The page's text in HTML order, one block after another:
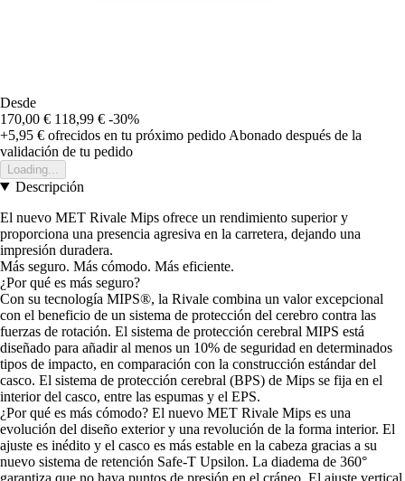
Desde
170,00 € 118,99 € -30%
+5,95 € ofrecidos en tu próximo pedido Abonado después de la
validación de tu pedido
Loading...
Descripción
El nuevo MET Rivale Mips ofrece un rendimiento superior y
proporciona una presencia agresiva en la carretera, dejando una
impresión duradera.
Más seguro. Más cómodo. Más eficiente.
¿Por qué es más seguro?
Con su tecnología MIPS®, la Rivale combina un valor excepcional
con el beneficio de un sistema de protección del cerebro contra las
fuerzas de rotación. El sistema de protección cerebral MIPS está
diseñado para añadir al menos un 10% de seguridad en determinados
tipos de impacto, en comparación con la construcción estándar del
casco. El sistema de protección cerebral (BPS) de Mips se fija en el
interior del casco, entre las espumas y el EPS.
¿Por qué es más cómodo? El nuevo MET Rivale Mips es una
evolución del diseño exterior y una revolución de la forma interior. El
ajuste es inédito y el casco es más estable en la cabeza gracias a su
nuevo sistema de retención Safe-T Upsilon. La diadema de 360°
garantiza que no haya puntos de presión en el cráneo. El ajuste vertical